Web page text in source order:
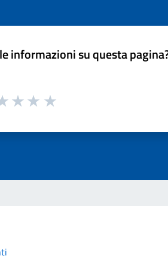
informazioni su questa